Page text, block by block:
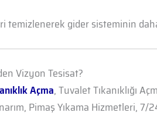
gider sisteminin daha
Vizyon Tesisat?
Açma, Tuvalet Tıkanıklığı
Pimaş Yıkama Hizmetleri, 7/